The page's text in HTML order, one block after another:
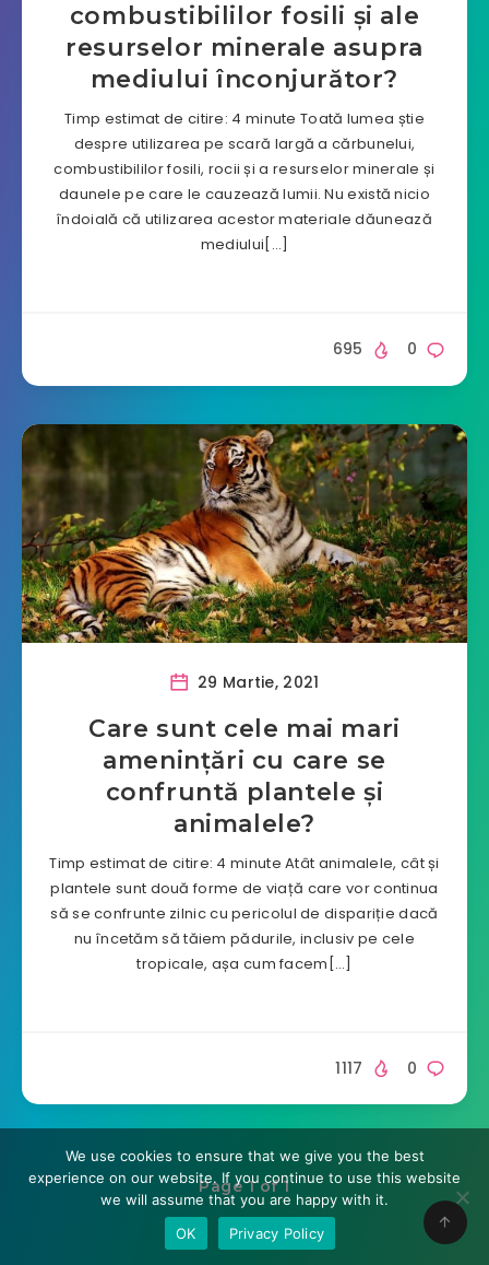
combustibililor fosili și ale
resurselor minerale asupra
mediului înconjurător?
Timp estimat de citire: 4 minute Toată lumea știe
despre utilizarea pe scară largă a cărbunelui,
combustibililor fosili, rocii și a resurselor minerale și
daunele pe care le cauzează lumii. Nu există nicio
îndoială că utilizarea acestor materiale dăunează
mediului[…]
0
695
29 Martie, 2021
Care sunt cele mai mari
amenințări cu care se
confruntă plantele și
animalele?
Timp estimat de citire: 4 minute Atât animalele, cât și
plantele sunt două forme de viață care vor continua
să se confrunte zilnic cu pericolul de dispariție dacă
nu încetăm să tăiem pădurile, inclusiv pe cele
tropicale, așa cum facem[…]
0
1117
Page 1 of 1
We use cookies to ensure that we give you the best
experience on our website. If you continue to use this website
we will assume that you are happy with it.
OK
Privacy Policy